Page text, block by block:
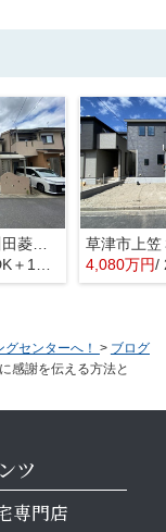
京都市山科区川田菱尾田
納戸) 4,080万円/
センターへ！ > ブログ
感謝を伝える方法と
ツ
専門店